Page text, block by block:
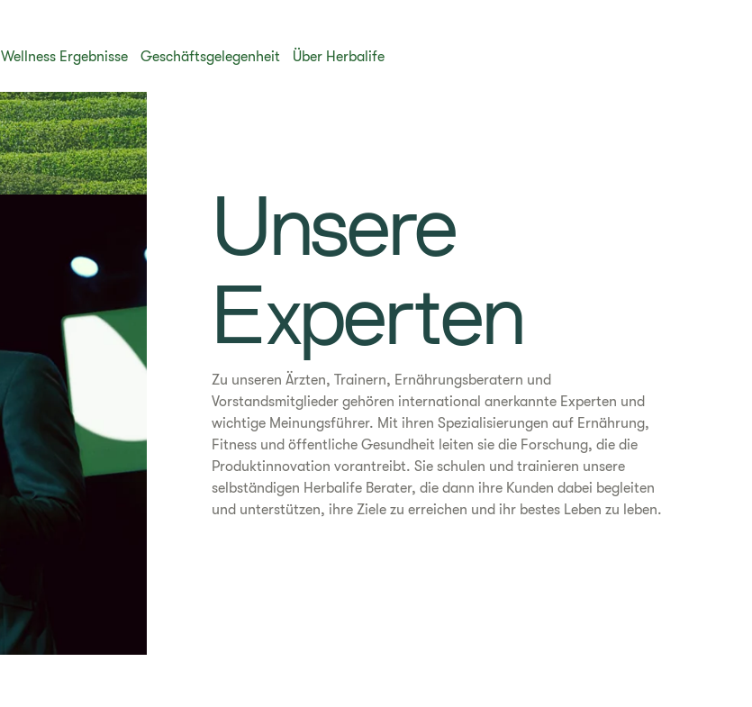
Wellness Ergebnisse Geschäftsgelegenheit Über Herbalife
Unsere
Experten
Zu unseren Ärzten, Trainern, Ernährungsberatern und
Vorstandsmitglieder gehören international anerkannte Experten und
wichtige Meinungsführer. Mit ihren Spezialisierungen auf Ernährung,
Fitness und öffentliche Gesundheit leiten sie die Forschung, die die
Produktinnovation vorantreibt. Sie schulen und trainieren unsere
selbständigen Herbalife Berater, die dann ihre Kunden dabei begleiten
und unterstützen, ihre Ziele zu erreichen und ihr bestes Leben zu leben.